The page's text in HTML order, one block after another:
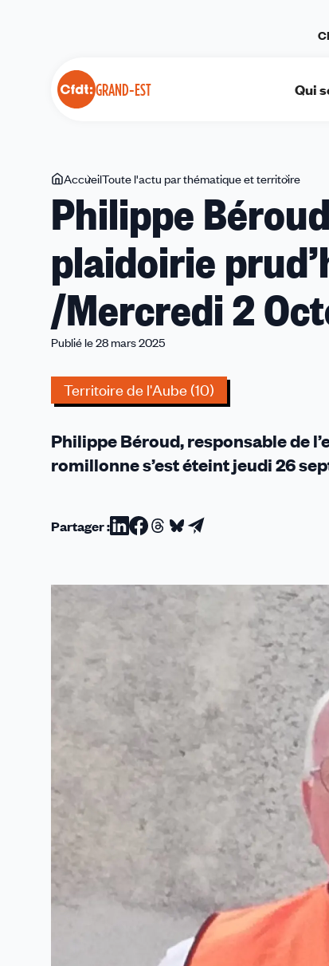
GRAND-EST Qui
Vous
êtes
ici
AccueilToute l'actu par thématique et territoire
«
un
de
la
2
Philippe
plaidoirie
/Mercredi 2
Publié le 28 mars 2025
Territoire de l'Aube (10)
Philippe Béroud, responsable de
romillonne s’est éteint jeudi 26
Partager :Partager
Linkedin
Partager
Facebook
Partager
Threads
Partager
Bluesky
Partager
email